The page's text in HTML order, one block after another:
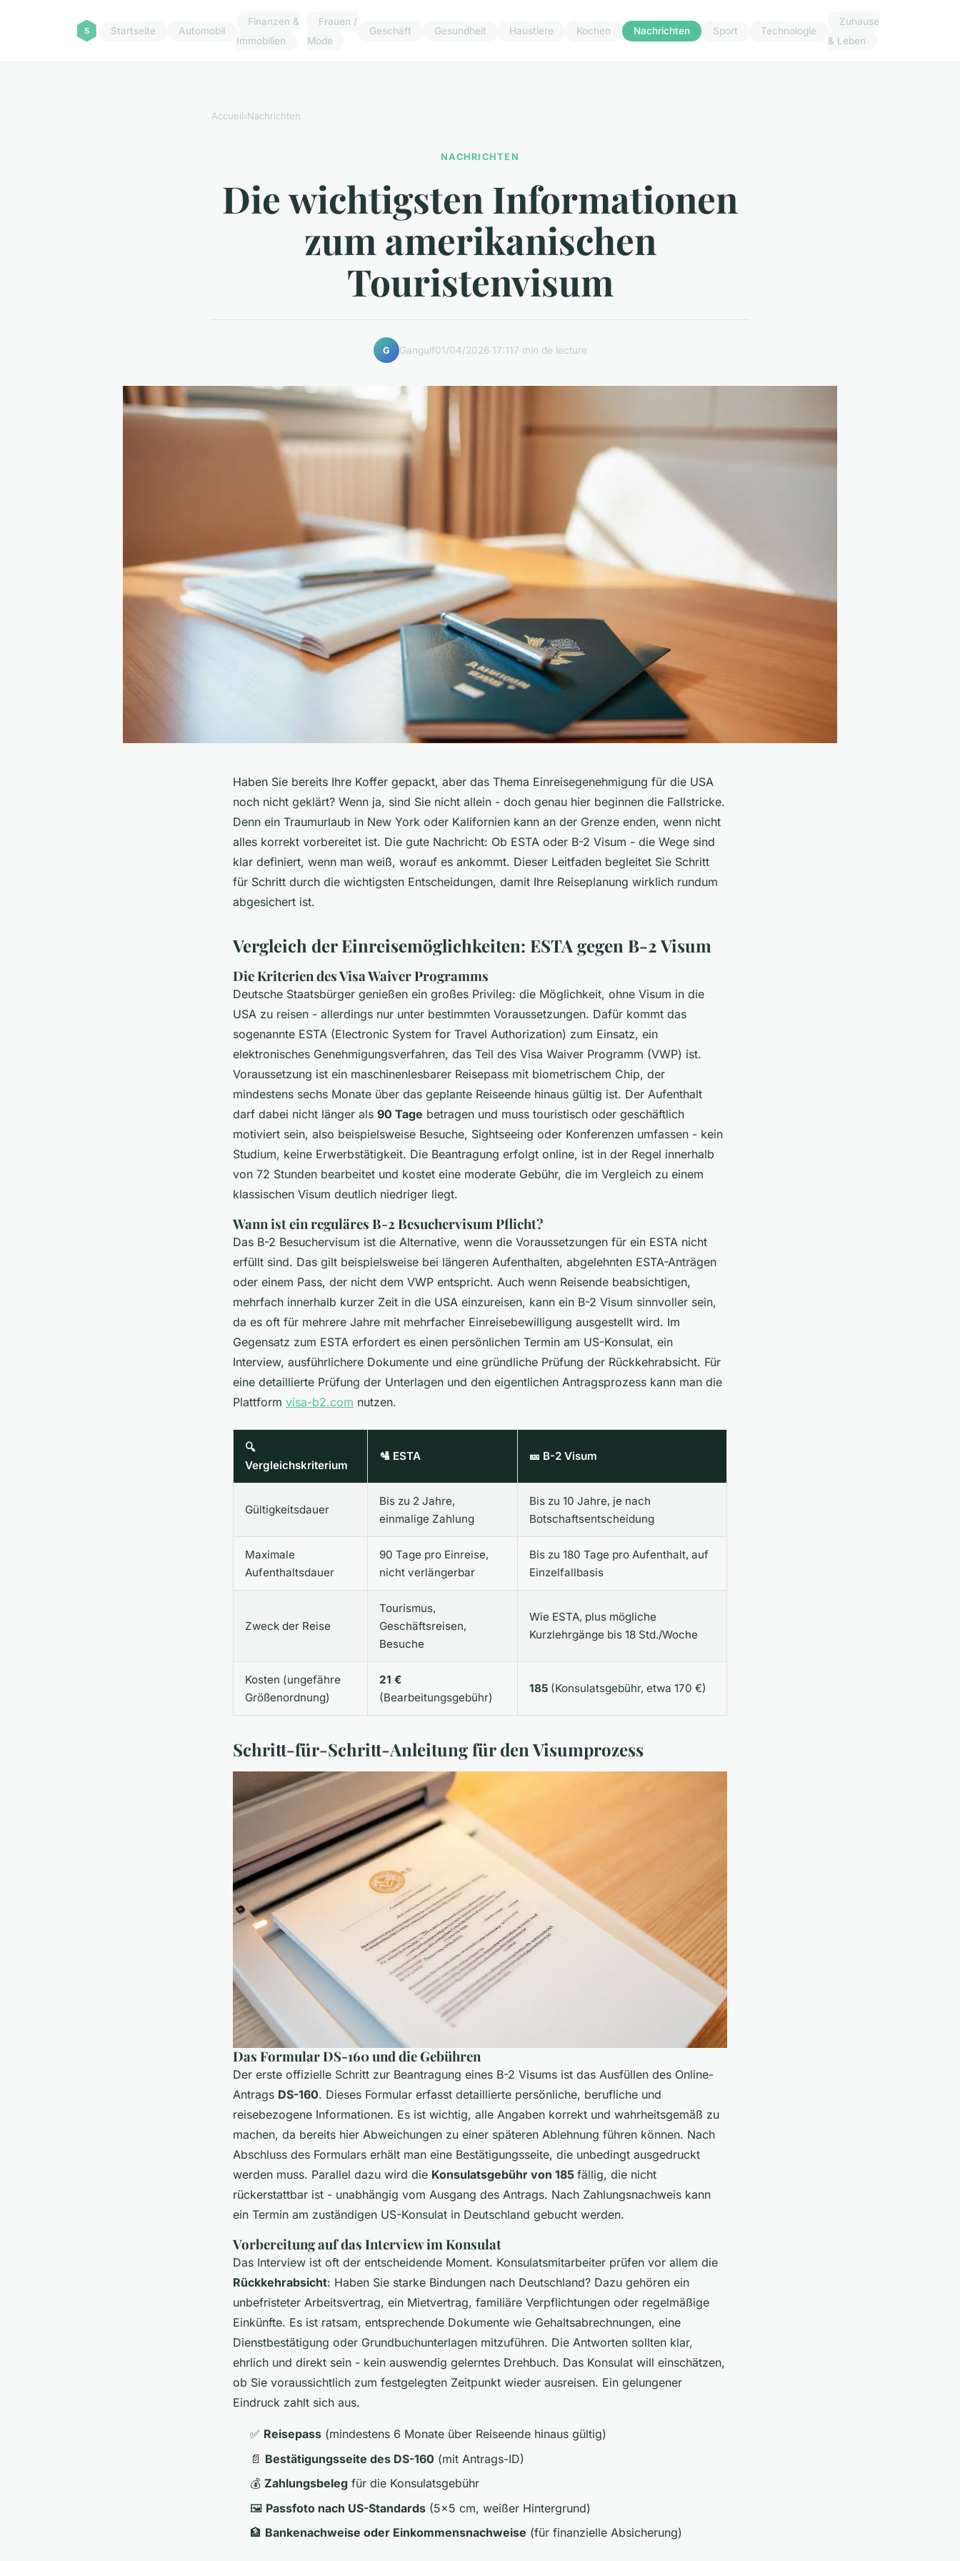
Startseite Automobil
Finanzen &
Immobilien
Frauen /
Mode
Geschäft Gesundheit Haustiere Kochen Nachrichten Sport Technologie
Zuhause
& Leben
Accueil›Nachrichten
NACHRICHTEN
Die wichtigsten Informationen
zum amerikanischen
Touristenvisum
G Gangulf01/04/2026 17:117 min de lecture
Haben Sie bereits Ihre Koffer gepackt, aber das Thema Einreisegenehmigung für die USA
noch nicht geklärt? Wenn ja, sind Sie nicht allein - doch genau hier beginnen die Fallstricke.
Denn ein Traumurlaub in New York oder Kalifornien kann an der Grenze enden, wenn nicht
alles korrekt vorbereitet ist. Die gute Nachricht: Ob ESTA oder B-2 Visum - die Wege sind
klar definiert, wenn man weiß, worauf es ankommt. Dieser Leitfaden begleitet Sie Schritt
für Schritt durch die wichtigsten Entscheidungen, damit Ihre Reiseplanung wirklich rundum
abgesichert ist.
Vergleich der Einreisemöglichkeiten: ESTA gegen B-2 Visum
Die Kriterien des Visa Waiver Programms
Deutsche Staatsbürger genießen ein großes Privileg: die Möglichkeit, ohne Visum in die
USA zu reisen - allerdings nur unter bestimmten Voraussetzungen. Dafür kommt das
sogenannte ESTA (Electronic System for Travel Authorization) zum Einsatz, ein
elektronisches Genehmigungsverfahren, das Teil des Visa Waiver Programm (VWP) ist.
Voraussetzung ist ein maschinenlesbarer Reisepass mit biometrischem Chip, der
mindestens sechs Monate über das geplante Reiseende hinaus gültig ist. Der Aufenthalt
darf dabei nicht länger als 90 Tage betragen und muss touristisch oder geschäftlich
motiviert sein, also beispielsweise Besuche, Sightseeing oder Konferenzen umfassen - kein
Studium, keine Erwerbstätigkeit. Die Beantragung erfolgt online, ist in der Regel innerhalb
von 72 Stunden bearbeitet und kostet eine moderate Gebühr, die im Vergleich zu einem
klassischen Visum deutlich niedriger liegt.
Wann ist ein reguläres B-2 Besuchervisum Pflicht?
Das B-2 Besuchervisum ist die Alternative, wenn die Voraussetzungen für ein ESTA nicht
erfüllt sind. Das gilt beispielsweise bei längeren Aufenthalten, abgelehnten ESTA-Anträgen
oder einem Pass, der nicht dem VWP entspricht. Auch wenn Reisende beabsichtigen,
mehrfach innerhalb kurzer Zeit in die USA einzureisen, kann ein B-2 Visum sinnvoller sein,
da es oft für mehrere Jahre mit mehrfacher Einreisebewilligung ausgestellt wird. Im
Gegensatz zum ESTA erfordert es einen persönlichen Termin am US-Konsulat, ein
Interview, ausführlichere Dokumente und eine gründliche Prüfung der Rückkehrabsicht. Für
eine detaillierte Prüfung der Unterlagen und den eigentlichen Antragsprozess kann man die
Plattform visa-b2.com nutzen.
🔍
Vergleichskriterium
🛂 ESTA 🎫 B-2 Visum
Gültigkeitsdauer
Bis zu 2 Jahre,
einmalige Zahlung
Bis zu 10 Jahre, je nach
Botschaftsentscheidung
Maximale
Aufenthaltsdauer
90 Tage pro Einreise,
nicht verlängerbar
Bis zu 180 Tage pro Aufenthalt, auf
Einzelfallbasis
Zweck der Reise
Tourismus,
Geschäftsreisen,
Besuche
Wie ESTA, plus mögliche
Kurzlehrgänge bis 18 Std./Woche
Kosten (ungefähre
Größenordnung)
21 €
(Bearbeitungsgebühr)
185 (Konsulatsgebühr, etwa 170 €)
Schritt-für-Schritt-Anleitung für den Visumprozess
Das Formular DS-160 und die Gebühren
Der erste offizielle Schritt zur Beantragung eines B-2 Visums ist das Ausfüllen des Online-
Antrags DS-160. Dieses Formular erfasst detaillierte persönliche, berufliche und
reisebezogene Informationen. Es ist wichtig, alle Angaben korrekt und wahrheitsgemäß zu
machen, da bereits hier Abweichungen zu einer späteren Ablehnung führen können. Nach
Abschluss des Formulars erhält man eine Bestätigungsseite, die unbedingt ausgedruckt
werden muss. Parallel dazu wird die Konsulatsgebühr von 185 fällig, die nicht
rückerstattbar ist - unabhängig vom Ausgang des Antrags. Nach Zahlungsnachweis kann
ein Termin am zuständigen US-Konsulat in Deutschland gebucht werden.
Vorbereitung auf das Interview im Konsulat
Das Interview ist oft der entscheidende Moment. Konsulatsmitarbeiter prüfen vor allem die
Rückkehrabsicht: Haben Sie starke Bindungen nach Deutschland? Dazu gehören ein
unbefristeter Arbeitsvertrag, ein Mietvertrag, familiäre Verpflichtungen oder regelmäßige
Einkünfte. Es ist ratsam, entsprechende Dokumente wie Gehaltsabrechnungen, eine
Dienstbestätigung oder Grundbuchunterlagen mitzuführen. Die Antworten sollten klar,
ehrlich und direkt sein - kein auswendig gelerntes Drehbuch. Das Konsulat will einschätzen,
ob Sie voraussichtlich zum festgelegten Zeitpunkt wieder ausreisen. Ein gelungener
Eindruck zahlt sich aus.
✅ Reisepass (mindestens 6 Monate über Reiseende hinaus gültig)
📄 Bestätigungsseite des DS-160 (mit Antrags-ID)
💰 Zahlungsbeleg für die Konsulatsgebühr
🖼️ Passfoto nach US-Standards (5x5 cm, weißer Hintergrund)
🏦 Bankenachweise oder Einkommensnachweise (für finanzielle Absicherung)